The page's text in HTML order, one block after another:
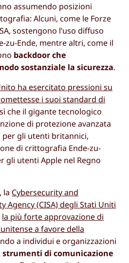
assumendo posizioni
Alcuni, come le Forze
sostengono l’uso diffuso
zu-Ende, mentre altri, come il
backdoor che
sostanziale la sicurezza.
ha esercitato pressioni su
i suoi standard di
che il gigante tecnologico
di protezione avanzata
per gli utenti britannici,
di crittografia Ende-zu-
gli utenti Apple nel Regno
la Cybersecurity and
Agency (CISA) degli Stati Uniti
la più forte approvazione di
a favore della
a individui e organizzazioni
strumenti di comunicazione